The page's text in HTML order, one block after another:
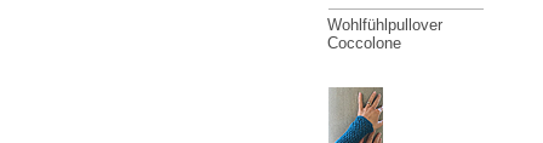
Wohlfühlpullover
Coccolone